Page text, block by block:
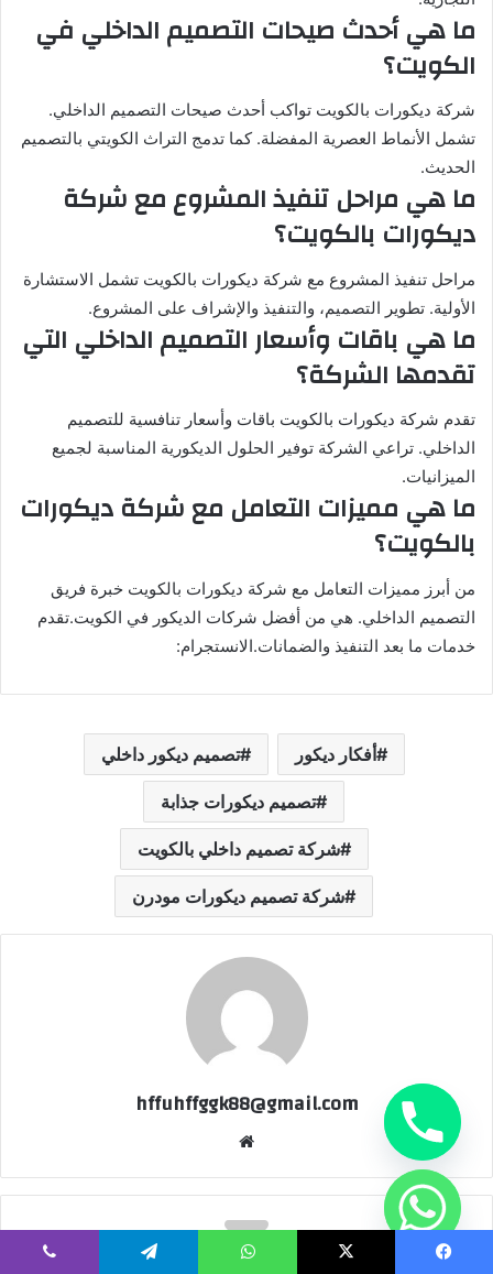
ما هي أحدث صيحات التصميم الداخلي في
الكويت؟
شركة ديكورات بالكويت تواكب أحدث صيحات التصميم الداخلي.
تشمل الأنماط العصرية المفضلة. كما تدمج التراث الكويتي بالتصميم
الحديث.
ما هي مراحل تنفيذ المشروع مع شركة
ديكورات بالكويت؟
مراحل تنفيذ المشروع مع شركة ديكورات بالكويت تشمل الاستشارة
الأولية. تطوير التصميم، والتنفيذ والإشراف على المشروع.
ما هي باقات وأسعار التصميم الداخلي التي
تقدمها الشركة؟
تقدم شركة ديكورات بالكويت باقات وأسعار تنافسية للتصميم
الداخلي. تراعي الشركة توفير الحلول الديكورية المناسبة لجميع
الميزانيات.
ما هي مميزات التعامل مع شركة ديكورات
بالكويت؟
من أبرز مميزات التعامل مع شركة ديكورات بالكويت خبرة فريق
التصميم الداخلي. هي من أفضل شركات الديكور في الكويت.تقدم
خدمات ما بعد التنفيذ والضمانات.الانستجرام:
أفكار ديكور تصميم ديكور داخلي
تصميم ديكورات جذابة
شركة تصميم داخلي بالكويت
شركة تصميم ديكورات مودرن
hffuhffggk88@gmail.com